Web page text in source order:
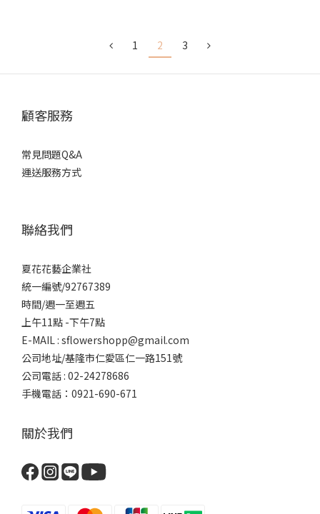
1 2 3
顧客服務
常見問題Q&A
運送服務方式
聯絡我們
夏花花藝企業社
統一編號/92767389
時間/週一至週五
上午11點 -下午7點
E-MAIL : sflowershopp@gmail.com
公司地址/基隆市仁愛區仁一路151號
公司電話 : 02-24278686
手機電話：0921-690-671
關於我們